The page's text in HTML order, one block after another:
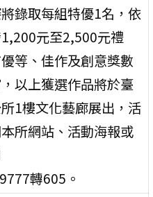
錄取每組特優1名，依
元至2,500元禮
等、佳作及創意獎數
以上獲選作品將於臺
1樓文化藝廊展出，活
所網站、活動海報或
轉605。